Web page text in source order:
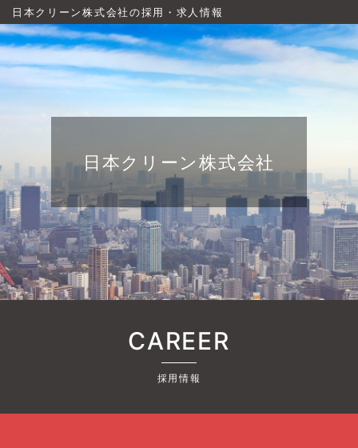
日本クリーン株式会社の採用・求人情報
日本クリーン株式会社
CAREER
採用情報